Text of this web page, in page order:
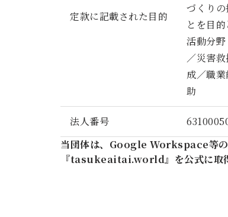
定款に記載された目的
づくり
とを目的
活動分
／災害
成／職
助
法人番号
当団体は、Google Workspace等の
『tasukeaitai.world』を公式に取得